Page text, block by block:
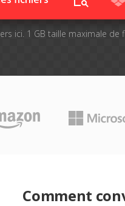
ici. 1 GB taille maximale de
Comment